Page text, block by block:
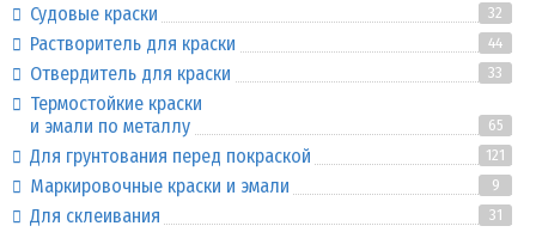
Судовые краски 32
Растворитель для краски 44
Отвердитель для краски 33
Термостойкие краски
и эмали по металлу
65
Для грунтования перед покраской 121
Маркировочные краски и эмали 9
Для склеивания 31